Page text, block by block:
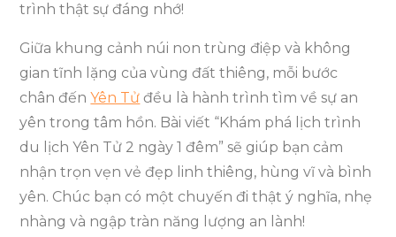
trình thật sự đáng nhớ!
Giữa khung cảnh núi non trùng điệp và không
gian tĩnh lặng của vùng đất thiêng, mỗi bước
chân đếnYên Tử đều là hành trình tìm về sự an
yên trong tâm hồn. Bài viết “Khám phá lịch trình
du lịch Yên Tử 2 ngày 1 đêm” sẽ giúp bạn cảm
nhận trọn vẹn vẻ đẹp linh thiêng, hùng vĩ và bình
yên. Chúc bạn có một chuyến đi thật ý nghĩa, nhẹ
nhàng và ngập tràn năng lượng an lành!